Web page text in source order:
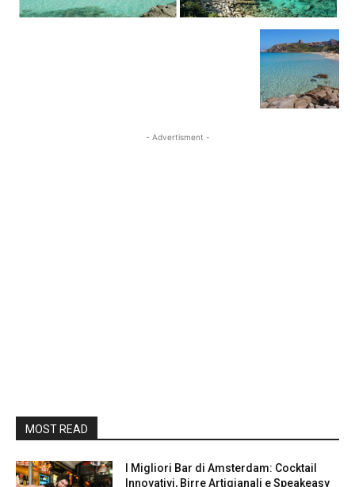
- Advertisment -
MOST READ
I Migliori Bar di Amsterdam: Cocktail
Innovativi, Birre Artigianali e Speakeasy